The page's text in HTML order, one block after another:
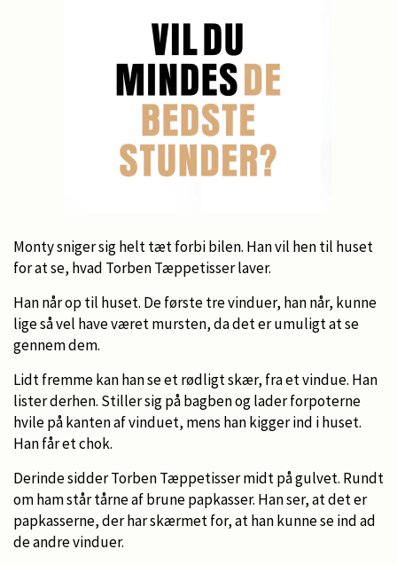
Monty sniger sig helt tæt forbi bilen. Han vil hen til huset
for at se, hvad Torben Tæppetisser laver.
Han når op til huset. De første tre vinduer, han når, kunne
lige så vel have været mursten, da det er umuligt at se
gennem dem.
Lidt fremme kan han se et rødligt skær, fra et vindue. Han
lister derhen. Stiller sig på bagben og lader forpoterne
hvile på kanten af vinduet, mens han kigger ind i huset.
Han får et chok.
Derinde sidder Torben Tæppetisser midt på gulvet. Rundt
om ham står tårne af brune papkasser. Han ser, at det er
papkasserne, der har skærmet for, at han kunne se ind ad
de andre vinduer.